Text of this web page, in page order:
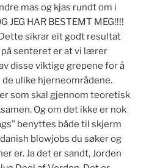
mas og kjas rundt om i
JEG HAR BESTEMT MEG!!!!
sikrar eit godt resultat
på senteret er at vi lærer
disse viktige grepene for å
ulike hjerneområdene.
som skal gjennom teoretisk
Og om det ikke er nok
benyttes både til skjerm
blowjobs du søker og
er. Ja det er sandt, Jorden